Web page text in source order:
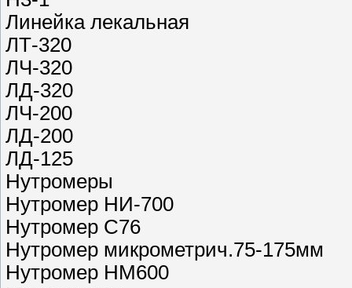
Линейка лекальная
ЛТ-320
ЛЧ-320
ЛД-320
ЛЧ-200
ЛД-200
ЛД-125
Нутромеры
Нутромер НИ-700
Нутромер С76
Нутромер микрометрич.75-175мм
Нутромер НМ600